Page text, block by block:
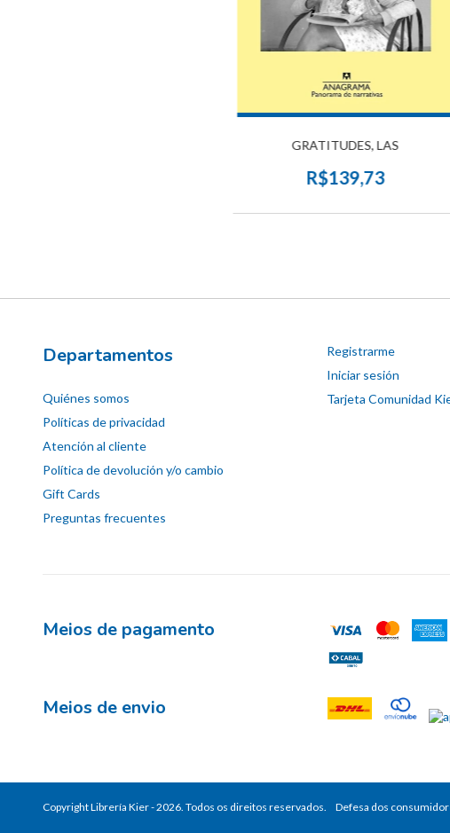
GRATITUDES, LAS
R$139,73
Departamentos
Quiénes somos
Políticas de privacidad
Atención al cliente
Política de devolución y/o cambio
Gift Cards
Preguntas frecuentes
Registrarme
Iniciar sesión
Tarjeta Comunidad
Meios de pagamento
Meios de envio
Copyright Librería Kier - 2026. Todos os direitos reservados. Defesa dos